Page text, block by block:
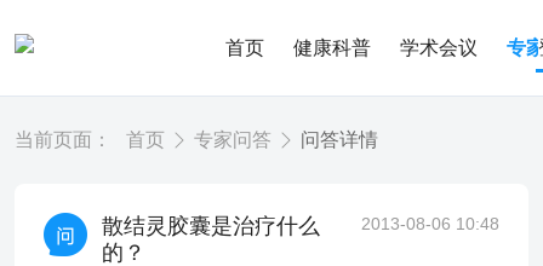
首页 健康科普 学术会议 专
当前页面： 首页 专家问答 问答详情
散结灵胶囊是治疗什么
的？
2013-08-06 10:48